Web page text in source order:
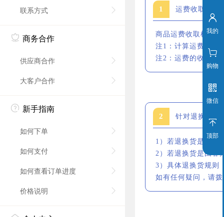
我的
购物
微信
顶部
联系方式
商务合作
供应商合作
大客户合作
新手指南
如何下单
如何支付
如何查看订单进度
价格说明
1 运费收取规则
商品运费收取根据
注1：计算运费的订
注2：运费的收取规
2 针对退换货的
1）若退换货是由耐
2）若退换货是由客
3）具体退换货规则
如有任何疑问，请